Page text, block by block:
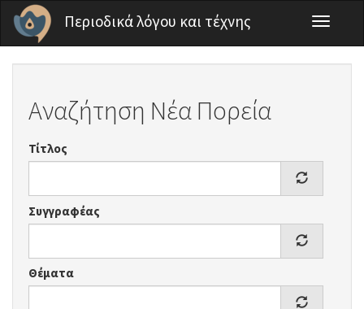
Παράκαμψη προς το κυρίως περιεχόμενο
Περιοδικά λόγου και τέχνης
Toggle
Αναζήτηση Νέα Πορεία
Τίτλος
Συγγραφέας
Θέματα